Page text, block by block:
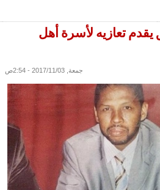
تعازيه لأسرة أهل
جمعة, 2017/11/03 - 2:54ص